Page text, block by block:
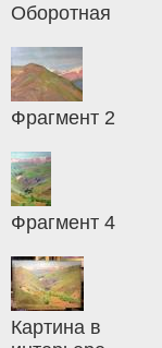
Оборотная
Фрагмент 2
Фрагмент 4
Картина в